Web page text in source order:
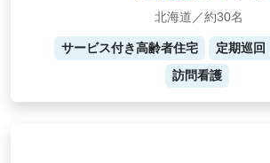
北海道／約30名
サービス付き高齢者住宅 定期巡回
訪問看護